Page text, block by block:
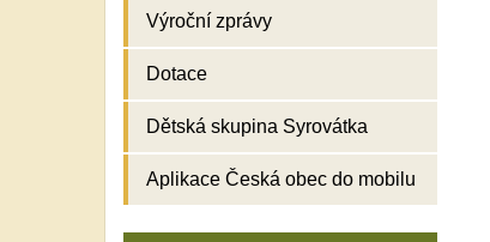
Výroční zprávy
Dotace
Dětská skupina Syrovátka
Aplikace Česká obec do mobilu